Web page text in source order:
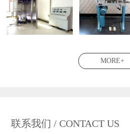
MORE+
联系我们 / CONTACT US